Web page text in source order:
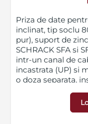
Priza de date
inclinat, tip soclu
pur), suport de
SCHRACK SFA si
intr-un canal de
incastrata (UP) si
o doza separata,
protectie IP20,
80mm, inaltime